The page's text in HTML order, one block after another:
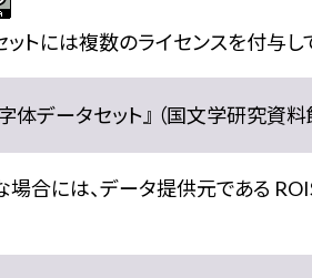
トには複数のライセンスを付与し
体データセット』 （国文学研究
場合には、データ提供元である